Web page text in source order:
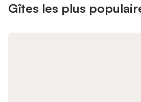
Gîtes les plus